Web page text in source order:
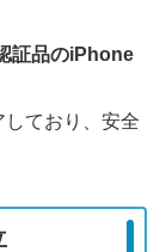
証品のiPhone
ており、安全